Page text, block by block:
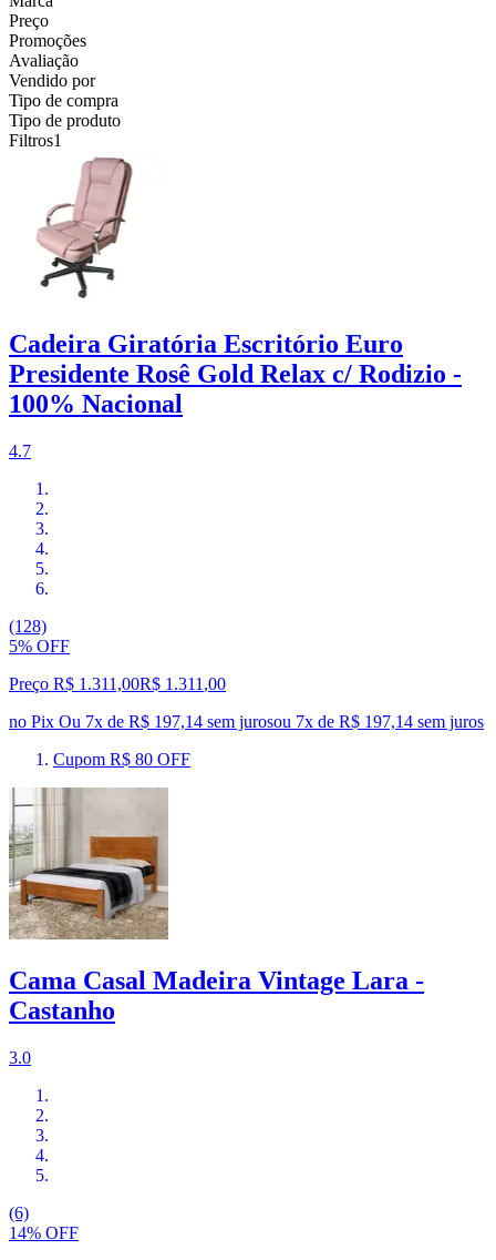
Preço
Promoções
Avaliação
Vendido por
Tipo de compra
Tipo de produto
Filtros1
Cadeira Giratória Escritório Euro
Presidente Rosê Gold Relax c/ Rodizio -
100% Nacional
4.7
(128)
5% OFF
Preço R$ 1.311,00R$ 1.311 ,00
no Pix Ou 7x de R$ 197,14 sem jurosou 7x de R$ 197,14 sem juros
Cupom R$ 80 OFF
Cama Casal Madeira Vintage Lara -
Castanho
3.0
(6)
14% OFF